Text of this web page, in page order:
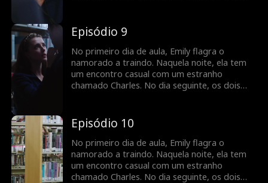
relação profissional de aluno e professor, mas
há uma tensão inegável entre eles.
Justamente quando Emily pensa que tudo vai
voltar aos trilhos, ela descobre
inesperadamente que está grávida...
Episódio 9
No primeiro dia de aula, Emily flagra o
namorado a traindo. Naquela noite, ela tem
um encontro casual com um estranho
chamado Charles. No dia seguinte, os dois
relação profissional de aluno e professor, mas
há uma tensão inegável entre eles.
Justamente quando Emily pensa que tudo vai
voltar aos trilhos, ela descobre
inesperadamente que está grávida...
Episódio 10
No primeiro dia de aula, Emily flagra o
namorado a traindo. Naquela noite, ela tem
um encontro casual com um estranho
chamado Charles. No dia seguinte, os dois